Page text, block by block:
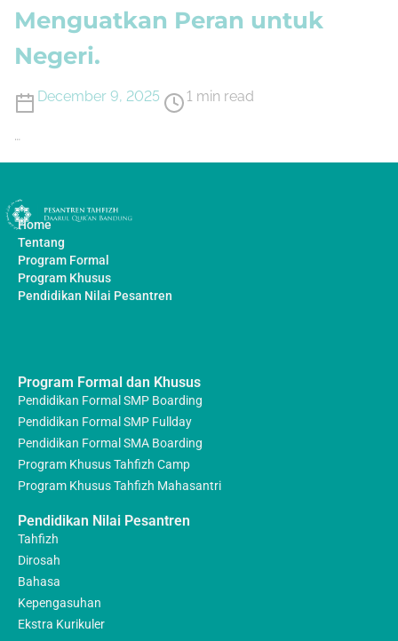
Menguatkan Peran untuk
Negeri.
December 9, 2025 1 min read
…
Home
Tentang
Program Formal
Program Khusus
Pendidikan Nilai Pesantren
Program Formal dan Khusus
Pendidikan Formal SMP Boarding
Pendidikan Formal SMP Fullday
Pendidikan Formal SMA Boarding
Program Khusus Tahfizh Camp
Program Khusus Tahfizh Mahasantri
Pendidikan Nilai Pesantren
Tahfizh
Dirosah
Bahasa
Kepengasuhan
Ekstra Kurikuler